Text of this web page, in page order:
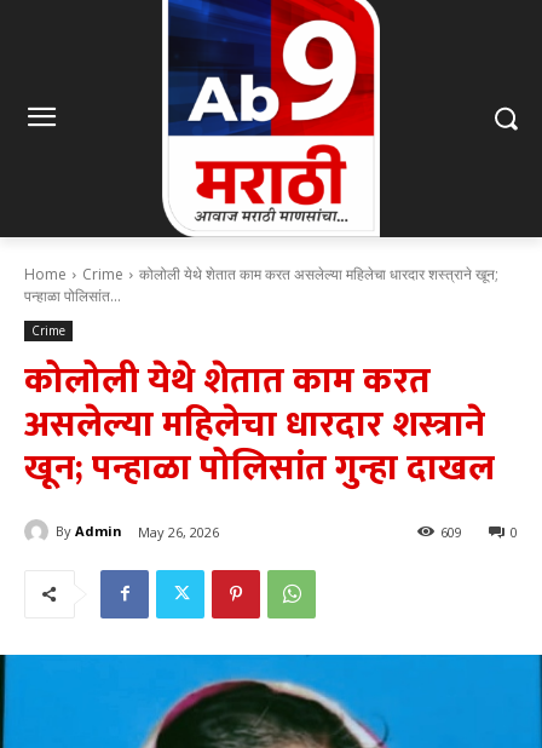
Home Crime
कोलोली येथे शेतात काम करत असलेल्या महिलेचा धारदार शस्त्राने खून;
पन्हाळा पोलिसांत...
Crime
कोलोली येथे शेतात काम करत
असलेल्या महिलेचा धारदार शस्त्राने
खून; पन्हाळा पोलिसांत गुन्हा दाखल
By Admin May 26, 2026 0
609